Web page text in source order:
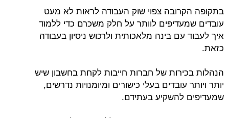
בתקופה הקרובה צפוי שוק העבודה לראות לא מעט
עובדים שמעדיפים לוותר על חלק משכרם כדי ללמוד
איך לעבוד עם בינה מלאכותית ולרכוש ניסיון בעבודה
כזאת.
הנהלות בכירות של חברות חייבות לקחת בחשבון שיש
יותר ויותר עובדים בעלי כישורים ומיומנויות נדרשים,
שמעדיפים להשקיע בעתידם.